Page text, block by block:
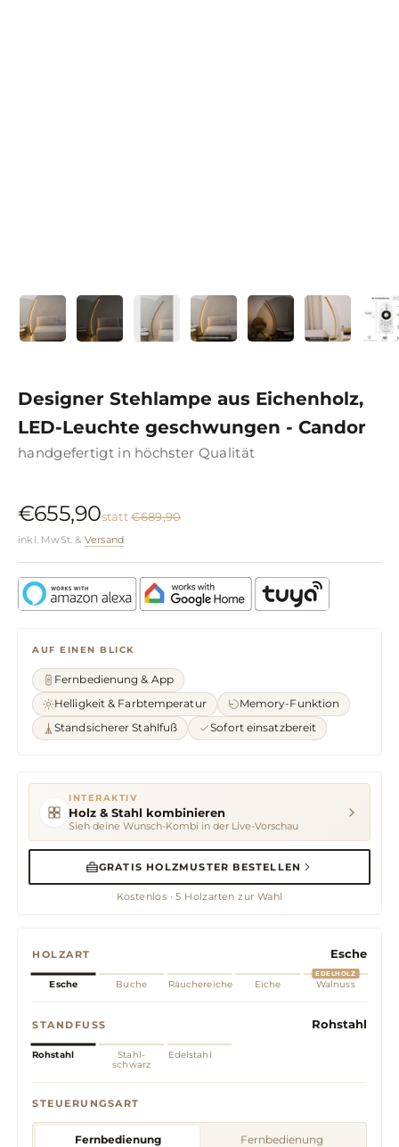
Designer Stehlampe aus Eichenholz,
LED-Leuchte geschwungen - Candor
handgefertigt in höchster Qualität
€655,90statt€689,90
inkl. MwSt. & Versand
AUF EINEN BLICK
Fernbedienung & App
Helligkeit & Farbtemperatur
Memory-Funktion
Standsicherer Stahlfuß
Sofort einsatzbereit
INTERAKTIV
Holz & Stahl kombinieren
Sieh deine Wunsch-Kombi in der Live-Vorschau
GRATIS HOLZMUSTER BESTELLEN
Kostenlos · 5 Holzarten zur Wahl
HOLZART Esche
Esche Buche Räuchereiche Eiche
EDELHOLZ
Walnuss
STANDFUSS Rohstahl
Rohstahl
Stahl-
schwarz
Edelstahl
STEUERUNGSART
Fernbedienung Fernbedienung